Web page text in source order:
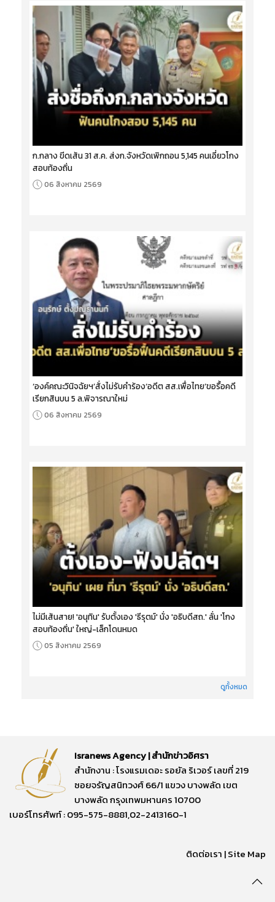
ก.กลาง ขีดเส้น 31 ส.ค. ส่งก.จังหวัดเพิกถอน 5,145 คนเอี่ยวโกง
สอบท้องถิ่น
06 สิงหาคม 2569
‘องค์คณะวินิจฉัยฯ’สั่งไม่รับคำร้อง‘อดีต สส.เพื่อไทย’ขอรื้อคดี
เรียกสินบน 5 ล.พิจารณาใหม่
06 สิงหาคม 2569
ไม่มีเส้นสาย! 'อนุทิน' รับตั้งเอง 'ธีรุตม์' นั่ง 'อธิบดีสถ.' ลั่น 'โกง
สอบท้องถิ่น' ใหญ่-เล็กโดนหมด
05 สิงหาคม 2569
ดูทั้งหมด
Isranews Agency | สำนักข่าวอิศรา
สำนักงาน : โรงแรมเดอะ รอยัล ริเวอร์ เลขที่ 219
ซอยจรัญสนิทวงศ์ 66/1 แขวง บางพลัด เขต
บางพลัด กรุงเทพมหานคร 10700
เบอร์โทรศัพท์ : 095-575-8881,02-2413160-1
ติดต่อเรา |Site Map